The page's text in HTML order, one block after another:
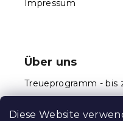
Diese Website
Impressum
Über uns
Treueprogramm - bis